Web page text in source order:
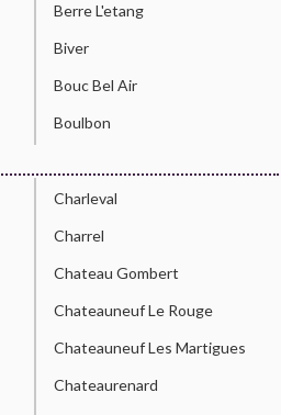
Berre L'etang
Biver
Bouc Bel Air
Boulbon
Charleval
Charrel
Chateau Gombert
Chateauneuf Le Rouge
Chateauneuf Les Martigues
Chateaurenard